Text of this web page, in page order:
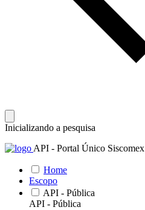
Inicializando a pesquisa
API - Portal Único Siscomex
Home
Escopo
API - Pública
API - Pública